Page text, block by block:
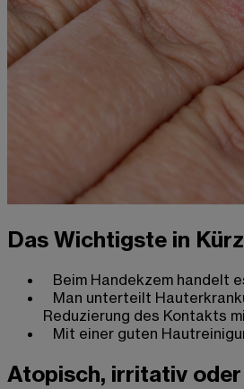
Das Wichtigste in
Beim Handekzem handelt
Man unterteilt
Reduzierung des Kontakts
Mit einer guten
Atopisch, irritativ oder